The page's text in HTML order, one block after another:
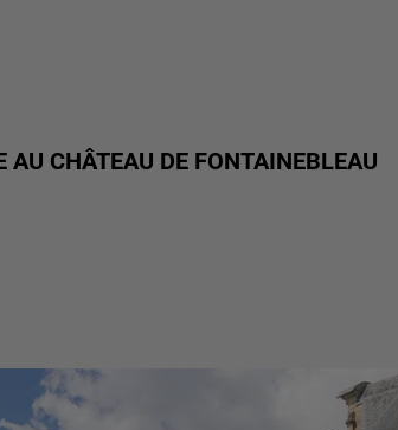
AU CHÂTEAU DE FONTAINEBLEAU